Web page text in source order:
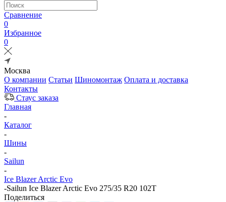
Сравнение
0
Избранное
0
Москва
О компании Статьи Шиномонтаж Оплата и доставка
Контакты
Стаус заказа
Главная
-
Каталог
-
Шины
-
Sailun
-
Ice Blazer Arctic Evo
-Sailun Ice Blazer Arctic Evo 275/35 R20 102T
Поделиться